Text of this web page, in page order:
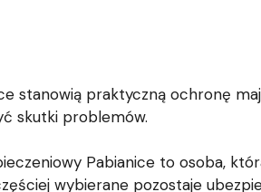
stanowią praktyczną ochronę
skutki problemów.
Pabianice to osoba,
wybierane pozostaje